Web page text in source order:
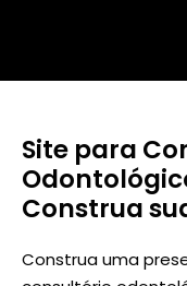
Site para
Construa
Construa uma